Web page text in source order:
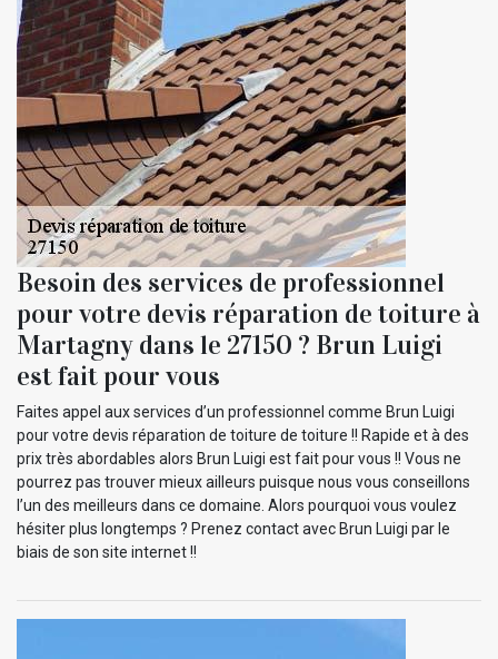
Besoin des services de professionnel
pour votre devis réparation de toiture à
Martagny dans le 27150 ? Brun Luigi
est fait pour vous
Faites appel aux services d’un professionnel comme Brun Luigi
pour votre devis réparation de toiture de toiture !! Rapide et à des
prix très abordables alors Brun Luigi est fait pour vous !! Vous ne
pourrez pas trouver mieux ailleurs puisque nous vous conseillons
l’un des meilleurs dans ce domaine. Alors pourquoi vous voulez
hésiter plus longtemps ? Prenez contact avec Brun Luigi par le
biais de son site internet !!